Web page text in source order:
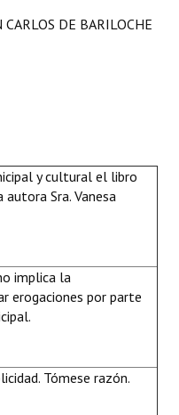
DE BARILOCHE
y cultural el libro
autora Sra. Vanesa
implica la
erogaciones por parte
Tómese razón.